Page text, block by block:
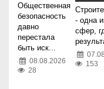
Общественная
безопасность
давно
перестала
быть иск...
08.08.2026
28
- одна
сфер,
153